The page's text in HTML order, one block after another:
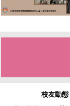
校友動態